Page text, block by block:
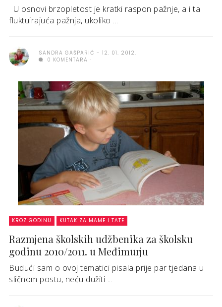
U osnovi brzopletost je kratki raspon pažnje, a i ta
fluktuirajuća pažnja, ukoliko ...
SANDRA GAŠPARIĆ
12. 01. 2012.
0 KOMENTARA
KROZ GODINU KUTAK ZA MAME I TATE
Razmjena školskih udžbenika za školsku
godinu 2010/2011. u Međimurju
Budući sam o ovoj tematici pisala prije par tjedana u
sličnom postu, neću dužiti ...